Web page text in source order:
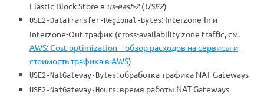
Elastic Block Store в us-east-2(USE2)
USE2-DataTransfer-Regional-Bytes: Interzone-In и
Interzone-Out трафик (cross-availability zone traffic, см.
AWS: Cost optimization – обзор расходов на сервисы и
стоимость трафика в AWS)
USE2-NatGateway-Bytes: обработка трафика NAT Gateways
USE2-NatGateway-Hours: время работы NAT Gateways